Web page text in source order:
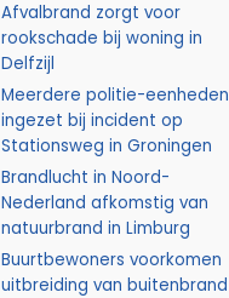
Afvalbrand zorgt voor
rookschade bij woning in
Delfzijl
Meerdere politie-eenheden
ingezet bij incident op
Stationsweg in Groningen
Brandlucht in Noord-
Nederland afkomstig van
natuurbrand in Limburg
Buurtbewoners voorkomen
uitbreiding van buitenbrand